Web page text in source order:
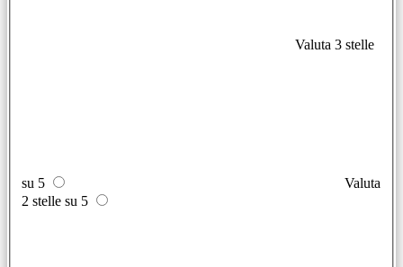
Valuta 3 stelle
su 5
Valuta
2 stelle su 5